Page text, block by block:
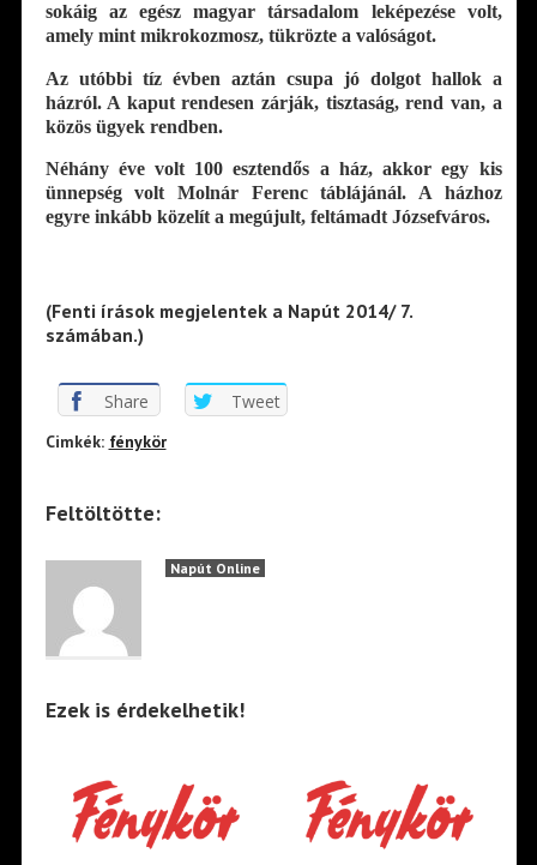
sokáig az egész magyar társadalom leképezése volt,
amely mint mikrokozmosz, tükrözte a valóságot.
Az utóbbi tíz évben aztán csupa jó dolgot hallok a
házról. A kaput rendesen zárják, tisztaság, rend van, a
közös ügyek rendben.
Néhány éve volt 100 esztendős a ház, akkor egy kis
ünnepség volt Molnár Ferenc táblájánál. A házhoz
egyre inkább közelít a megújult, feltámadt Józsefváros.
(Fenti írások megjelentek a Napút 2014/ 7.
számában.)
Share Tweet
Cimkék: fénykör
Feltöltötte:
Napút Online
Ezek is érdekelhetik!